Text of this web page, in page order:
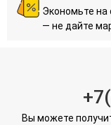
Экономьте на
— не дайте
Вы можете